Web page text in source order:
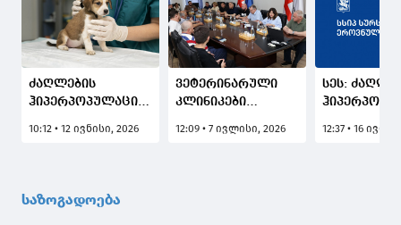
ძაღლების
ჰიპერპოპულაციის
ფარგლებში
მთიანეთისა და
გურიის
10:12 • 12 ივნისი, 2026
ვეტერინარული
კლინიკები
პატრონიანი ძუ
12:09 • 7 ივლისი, 2026
სეს:
პროგრამა
12:37 • 16
საზოგადოება